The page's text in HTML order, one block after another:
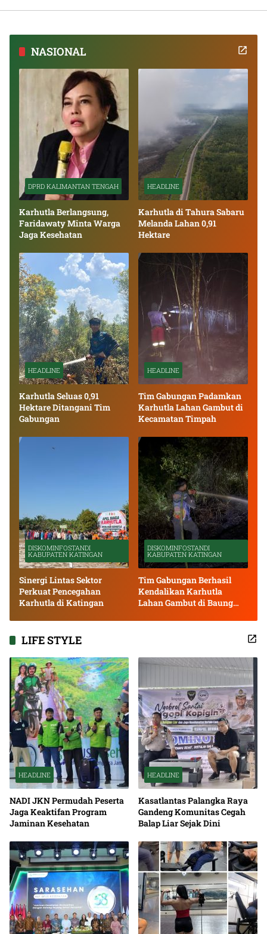
NASIONAL
DPRD KALIMANTAN TENGAH
Karhutla Berlangsung,
Faridawaty Minta Warga
Jaga Kesehatan
HEADLINE
Karhutla di Tahura Sabaru
Melanda Lahan 0,91
Hektare
HEADLINE
Karhutla Seluas 0,91
Hektare Ditangani Tim
Gabungan
HEADLINE
Tim Gabungan Padamkan
Karhutla Lahan Gambut di
Kecamatan Timpah
DISKOMINFOSTANDI
KABUPATEN KATINGAN
Sinergi Lintas Sektor
Perkuat Pencegahan
Karhutla di Katingan
DISKOMINFOSTANDI
KABUPATEN KATINGAN
Tim Gabungan Berhasil
Kendalikan Karhutla
Lahan Gambut di Baung
LIFE STYLE
HEADLINE
NADI JKN Permudah Peserta
Jaga Keaktifan Program
Jaminan Kesehatan
HEADLINE
Kasatlantas Palangka Raya
Gandeng Komunitas Cegah
Balap Liar Sejak Dini